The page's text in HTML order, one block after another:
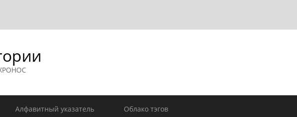
Алфавитный указатель Облако тэгов